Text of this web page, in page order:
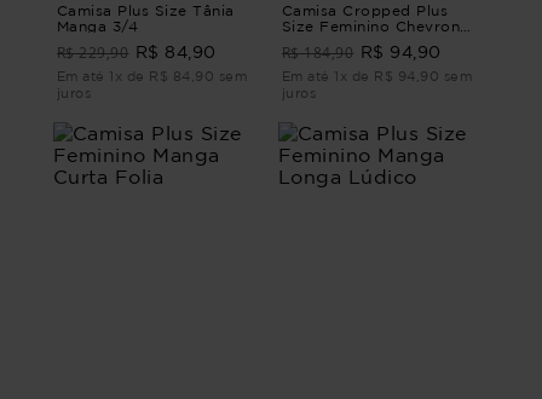
Camisa Plus Size Tânia
Manga 3/4
R$ 229,90 R$ 84,90
Em até 1x de R$ 84,90 sem
juros
Camisa Cropped Plus
Size Feminino Chevron
R$ 184,90 R$ 94,90
Em até 1x de R$ 94,90 sem
juros